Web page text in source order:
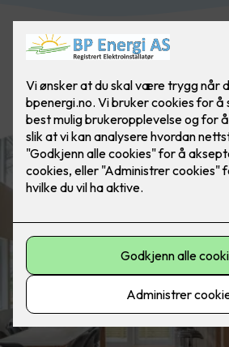
Fremhev design,
beste trekkene i